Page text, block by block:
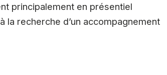
principalement en présentiel
recherche d’un accompagnement